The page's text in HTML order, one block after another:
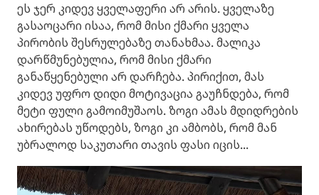
ეს ჯერ კიდევ ყველაფერი არ არის. ყველაზე
გასაოცარი ისაა, რომ მისი ქმარი ყველა
პირობის შესრულებაზე თანახმაა. მალიკა
დარწმუნებულია, რომ მისი ქმარი
განაწყენებული არ დარჩება. პირიქით, მას
კიდევ უფრო დიდი მოტივაცია გაუჩნდება, რომ
მეტი ფული გამოიმუშაოს. ზოგი ამას მდიდრების
ახირებას უწოდებს, ზოგი კი ამბობს, რომ მან
უბრალოდ საკუთარი თავის ფასი იცის...